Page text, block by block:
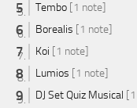
Tembo [1 note]
Borealis [1 note]
Koi [1 note]
Lumios [1 note]
DJ Set Quiz Musical